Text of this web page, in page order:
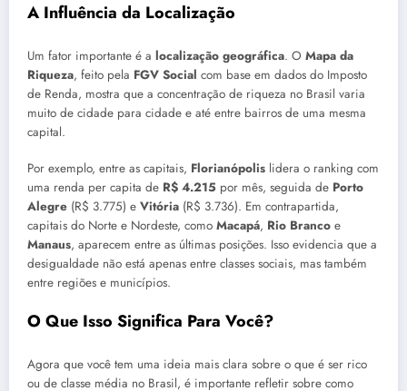
A Influência da Localização
Um fator importante é a localização geográfica. O Mapa da
Riqueza, feito pela FGV Social com base em dados do Imposto
de Renda, mostra que a concentração de riqueza no Brasil varia
muito de cidade para cidade e até entre bairros de uma mesma
capital.
Por exemplo, entre as capitais, Florianópolis lidera o ranking com
uma renda per capita de R$ 4.215 por mês, seguida de Porto
Alegre (R$ 3.775) e Vitória (R$ 3.736). Em contrapartida,
capitais do Norte e Nordeste, como Macapá, Rio Branco e
Manaus, aparecem entre as últimas posições. Isso evidencia que a
desigualdade não está apenas entre classes sociais, mas também
entre regiões e municípios.
O Que Isso Significa Para Você?
Agora que você tem uma ideia mais clara sobre o que é ser rico
ou de classe média no Brasil, é importante refletir sobre como